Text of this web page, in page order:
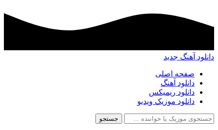
دانلود آهنگ جدید
صفحه اصلی
دانلود آهنگ
دانلود ریمیکس
دانلود موزیک ویدیو
جستجو